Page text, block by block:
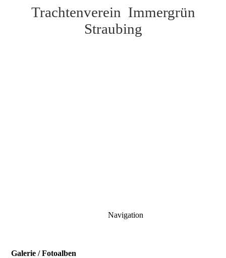
Trachtenverein Immergrün
Straubing
Navigation
Galerie / Fotoalben